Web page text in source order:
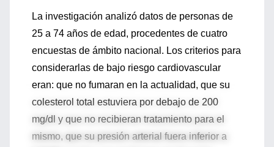
La investigación analizó datos de personas de
25 a 74 años de edad, procedentes de cuatro
encuestas de ámbito nacional. Los criterios para
considerarlas de bajo riesgo cardiovascular
eran: que no fumaran en la actualidad, que su
colesterol total estuviera por debajo de 200
mg/dl y que no recibieran tratamiento para el
mismo, que su presión arterial fuera inferior a